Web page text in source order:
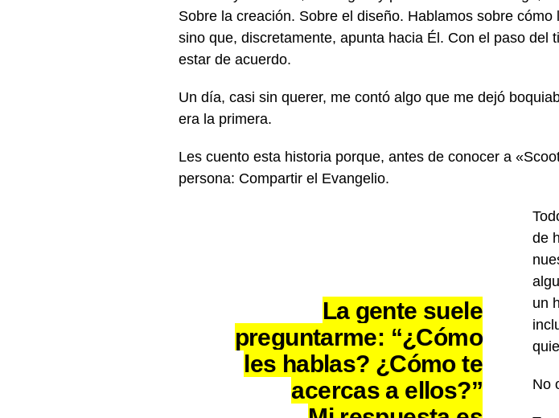
Sobre la creación. Sobre el diseño. Hablamos sobre
sino que, discretamente, apunta hacia Él. Con el paso
estar de acuerdo.
Un día, casi sin querer, me contó algo que me dejó
era la primera.
Les cuento esta historia porque, antes de conocer a
persona: Compartir el Evangelio.
La gente suele
preguntarme: “¿Cómo
les hablas? ¿Cómo te
acercas a ellos?”
de
un
No